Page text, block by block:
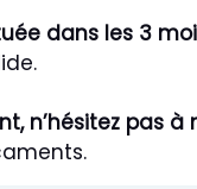
dans les 3
n’hésitez pas à